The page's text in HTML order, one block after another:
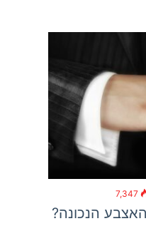
7,347
האצבע הנכונה?